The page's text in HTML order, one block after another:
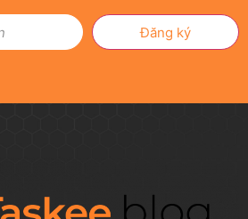
Đăng ký